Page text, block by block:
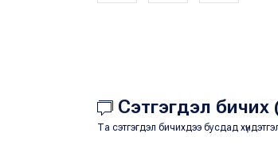
Сэтгэгдэл бичих
Та сэтгэгдэл бичихдээ бусдад